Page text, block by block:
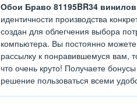
Обои Браво 81195BR34
идентичности производства
создан для облегчения выбора
компьютера. Вы постоянно
рассылку к понравившемуся вам,
что очень круто! Получаете
решение пользоваться всеми